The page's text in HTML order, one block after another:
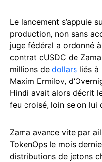
Le lancement s’appuie
production, non sans
juge fédéral a ordonné
contrat cUSDC de
millions de dollars liés à
Maxim Ermilov,
Hindi avait alors décrit
feu croisé, loin selon lui
Zama avance vite par
TokenOps le mois
distributions de jetons